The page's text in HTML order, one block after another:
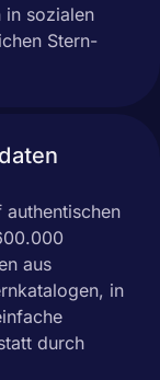
in sozialen
Stern­
authentischen
aus
in
durch